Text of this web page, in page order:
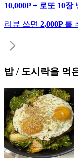
10,000P + 로또 10장
리뷰 쓰면 2,000P 를
밥 / 도시락을 먹